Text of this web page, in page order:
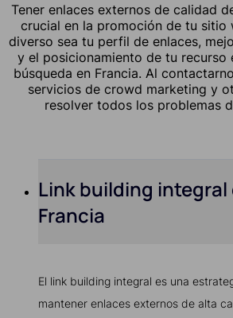
Tener enlaces externos de calidad
crucial en la promoción de tu sitio
diverso sea tu perfil de enlaces,
y el posicionamiento de tu recurso
búsqueda en Francia. Al
servicios de crowd marketing y
resolver todos los problemas
Link building integral
Francia
El link building integral es una
mantener enlaces externos de alta